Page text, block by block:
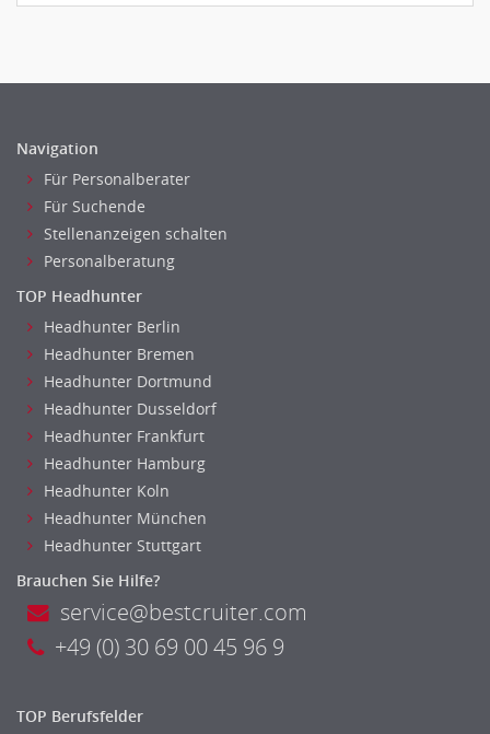
Navigation
Für Personalberater
Für Suchende
Stellenanzeigen schalten
Personalberatung
TOP Headhunter
Headhunter Berlin
Headhunter Bremen
Headhunter Dortmund
Headhunter Dusseldorf
Headhunter Frankfurt
Headhunter Hamburg
Headhunter Koln
Headhunter München
Headhunter Stuttgart
Brauchen Sie Hilfe?
service@bestcruiter.com
+49 (0) 30 69 00 45 96 9
TOP Berufsfelder